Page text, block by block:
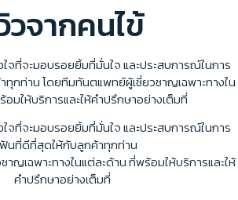
วจากคนไข้
จที่จะมอบรอยยิ้มที่มั่นใจ และประสบการณ์ในการ
กท่าน โดยทีมทันตแพทย์ผู้เชี่ยวชาญเฉพาะทางใน
มให้บริการและให้คำปรึกษาอย่างเต็มที่
จที่จะมอบรอยยิ้มที่มั่นใจ และประสบการณ์ในการ
นที่ดีที่สุดให้กับลูกค้าทุกท่าน
ญเฉพาะทางในแต่ละด้าน ที่พร้อมให้บริการและให้
คำปรึกษาอย่างเต็มที่